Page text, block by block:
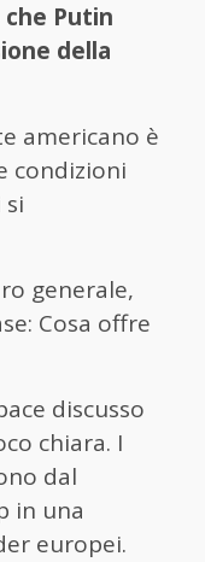
Putin
della
americano è
condizioni
generale,
Cosa offre
discusso
chiara. I
dal
in una
europei.